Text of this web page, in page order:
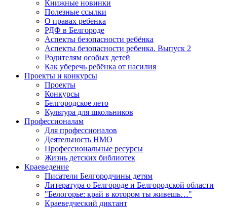
Книжные новинки
Полезные ссылки
О правах ребенка
РДФ в Белгороде
Аспекты безопасности ребёнка
Аспекты безопасности ребенка. Выпуск 2
Родителям особых детей
Как уберечь ребёнка от насилия
Проекты и конкурсы
Проекты
Конкурсы
Белгородское лето
Культура для школьников
Профессионалам
Для профессионалов
Деятельность НМО
Профессиональные ресурсы
Жизнь детских библиотек
Краеведение
Писатели Белгородчины детям
Литература о Белгороде и Белгородской области
"Белогорье: край в котором ты живешь…"
Краеведческий диктант